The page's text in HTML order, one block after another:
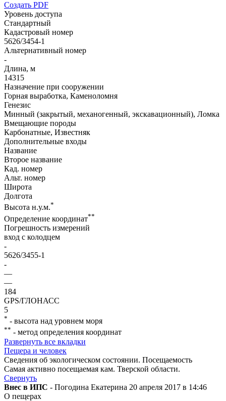
Создать PDF
Уровень доступа
Стандартный
Кадастровый номер
5626/3454-1
Альтернативный номер
-
Длина, м
14315
Назначение при сооружении
Горная выработка, Каменоломня
Генезис
Минный (закрытый, механогенный, экскавационный), Ломка
Вмещающие породы
Карбонатные, Известняк
Дополнительные входы
Название
Второе название
Кад. номер
Альт. номер
Широта
Долгота
Высота н.у.м.*
Определение координат**
Погрешность измерений
вход с колодцем
-
5626/3455-1
-
—
—
184
GPS/ГЛОНАСС
5
* - высота над уровнем моря
** - метод определения координат
Развернуть все вкладки
Пещера и человек
Сведения об экологическом состоянии. Посещаемость
Самая активно посещаемая кам. Тверской области.
Свернуть
Внес в ИПС - Погодина Екатерина 20 апреля 2017 в 14:46
О пещерах